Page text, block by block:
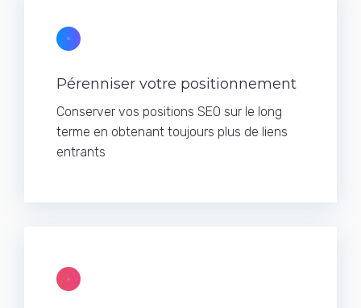
Pérenniser votre positionnement
Conserver vos positions SEO sur le long
terme en obtenant toujours plus de liens
entrants